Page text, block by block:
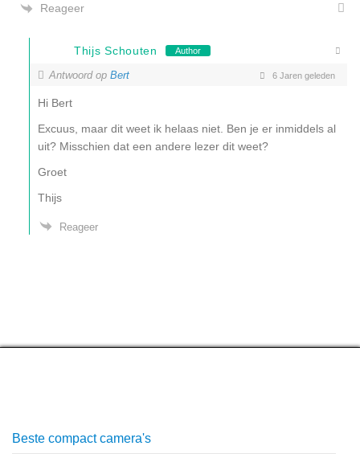
Reageer
Thijs Schouten Author
Antwoord op Bert 6 Jaren geleden
Hi Bert
Excuus, maar dit weet ik helaas niet. Ben je er inmiddels al
uit? Misschien dat een andere lezer dit weet?
Groet
Thijs
Reageer
Beste compact camera's